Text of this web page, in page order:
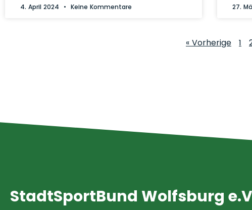
4. April 2024 Keine Kommentare 27.
« Vorherige 1
StadtSportBund Wolfsburg e.V